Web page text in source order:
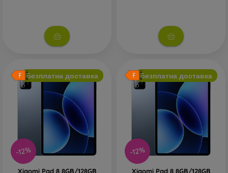
-12%
Безплатна доставка
Xiaomi Pad 8 8GB/128GB
-12%
Безплатна доставка
Xiaomi Pad 8 8GB/128GB